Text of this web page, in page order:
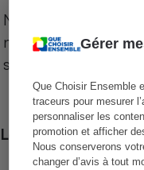
Gérer
Que Choisir Ensemble
traceurs pour mesurer
personnaliser les
promotion et afficher
Nous conserverons
changer d’avis à tout
Notre comparateur
niveau de prix des
sur le territoire
Les comparaisons